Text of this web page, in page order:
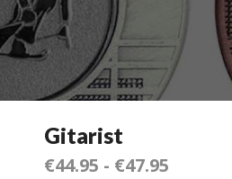
Gitarist
€44.95 - €47.95